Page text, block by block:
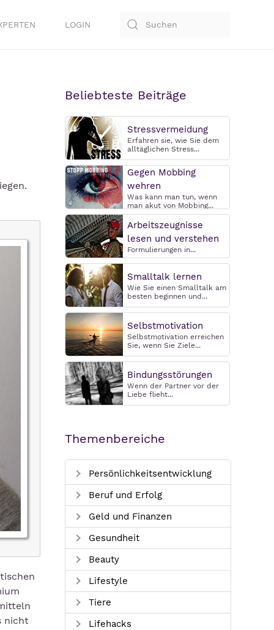
LOGIN
nicht
Beliebteste Beiträge
Stressvermeidung
Erfahren sie, wie Sie dem
alltäglichen Stress...
Gegen Mobbing
wehren
Was kann man tun, wenn
man akut von Mobbing...
Arbeitszeugnisse
lesen und verstehen
Formulierungen in...
Smalltalk lernen
Wie Sie einen Smalltalk am
besten beginnen und...
Selbstmotivation
Selbstmotivation erreichen
Sie, wenn Sie Ziele...
Bindungsstörungen
Wenn der Partner vor der
Liebe flieht...
Themenbereiche
Persönlichkeitsentwicklung
Beruf und Erfolg
Geld und Finanzen
Gesundheit
Beauty
Lifestyle
Tiere
Lifehacks